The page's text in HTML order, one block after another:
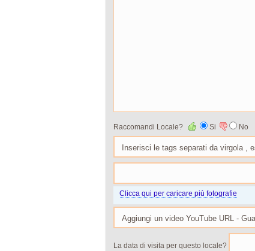
Raccomandi Locale? Si No
Clicca qui per caricare più fotografie
La data di visita per questo locale?